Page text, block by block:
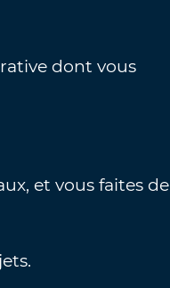
dont vous
et vous faites de